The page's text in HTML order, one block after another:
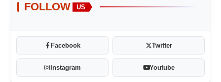
FOLLOW US
Facebook Twitter
Instagram Youtube